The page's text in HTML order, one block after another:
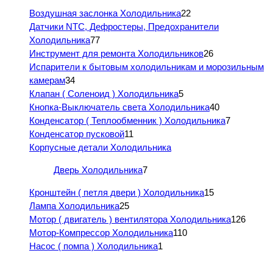
Воздушная заслонка Холодильника22
Датчики NTC, Дефростеры, Предохранители
Холодильника77
Инструмент для ремонта Холодильников26
Испарители к бытовым холодильникам и морозильным
камерам34
Клапан ( Соленоид ) Холодильника5
Кнопка-Выключатель света Холодильника40
Конденсатор ( Теплообменник ) Холодильника7
Конденсатор пусковой11
Корпусные детали Холодильника
Дверь Холодильника7
Кронштейн ( петля двери ) Холодильника15
Лампа Холодильника25
Мотор ( двигатель ) вентилятора Холодильника126
Мотор-Компрессор Холодильника110
Насос ( помпа ) Холодильника1